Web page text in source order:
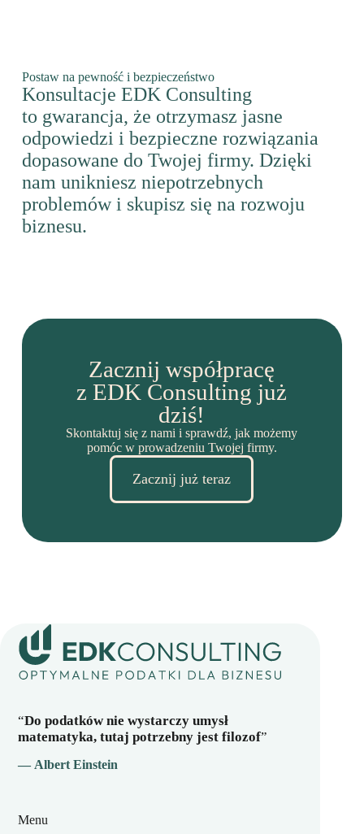
Postaw na pewność i bezpieczeństwo
Konsultacje EDK Consulting
to gwarancja, że otrzymasz jasne
odpowiedzi i bezpieczne rozwiązania
dopasowane do Twojej firmy. Dzięki
nam unikniesz niepotrzebnych
problemów i skupisz się na rozwoju
biznesu.
Zacznij współpracę
z EDK Consulting już
dziś!
Skontaktuj się z nami i sprawdź, jak możemy
pomóc w prowadzeniu Twojej firmy.
Zacznij już teraz
“Do podatków nie wystarczy umysł
matematyka, tutaj potrzebny jest filozof”
— Albert Einstein
Menu